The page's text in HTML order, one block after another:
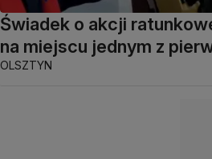
Świadek o akcji
na miejscu jednym z
OLSZTYN